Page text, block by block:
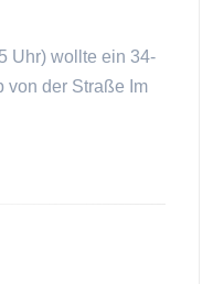
Uhr) wollte ein 34-
von der Straße Im